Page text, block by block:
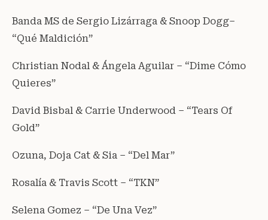
Banda MS de Sergio Lizárraga & Snoop Dogg–
“Qué Maldición”
Christian Nodal & Ángela Aguilar – “Dime Cómo
Quieres”
David Bisbal & Carrie Underwood – “Tears Of
Gold”
Ozuna, Doja Cat & Sia – “Del Mar”
Rosalía & Travis Scott – “TKN”
Selena Gomez – “De Una Vez”